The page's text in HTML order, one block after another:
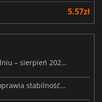
5.57zł
Premiery gier wideo w tym tygodniu – sierpień 2026 r. (32. tydzień)
Nowa aktualizacja w Palworld poprawia stabilność Sunreach i walk z bossami